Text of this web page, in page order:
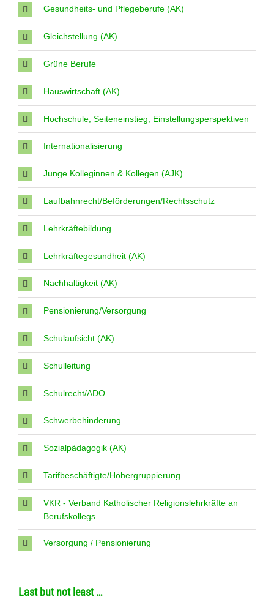
Gesundheits- und Pflegeberufe (AK)
Gleichstellung (AK)
Grüne Berufe
Hauswirtschaft (AK)
Hochschule, Seiteneinstieg, Einstellungsperspektiven
Internationalisierung
Junge Kolleginnen & Kollegen (AJK)
Laufbahnrecht/Beförderungen/Rechtsschutz
Lehrkräftebildung
Lehrkräftegesundheit (AK)
Nachhaltigkeit (AK)
Pensionierung/Versorgung
Schulaufsicht (AK)
Schulleitung
Schulrecht/ADO
Schwerbehinderung
Sozialpädagogik (AK)
Tarifbeschäftigte/Höhergruppierung
VKR - Verband Katholischer Religionslehrkräfte an
Berufskollegs
Versorgung / Pensionierung
Last but not least …